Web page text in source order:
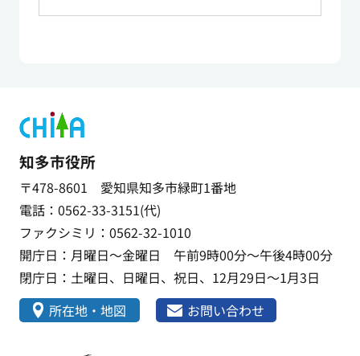
知多市役所
〒478-8601 愛知県知多市緑町1番地
電話：0562-33-3151(代)
ファクシミリ：0562-32-1010
開庁日：月曜日～金曜日 午前9時00分～午後4時00分
閉庁日：土曜日、日曜日、祝日、12月29日～1月3日
所在地・地図
お問い合わせ